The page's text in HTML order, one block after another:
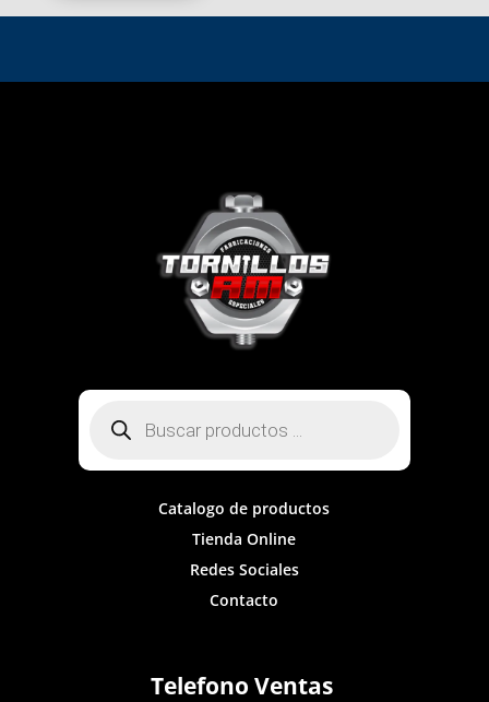
productos
Catalogo de productos
Tienda Online
Redes Sociales
Contacto
Telefono Ventas